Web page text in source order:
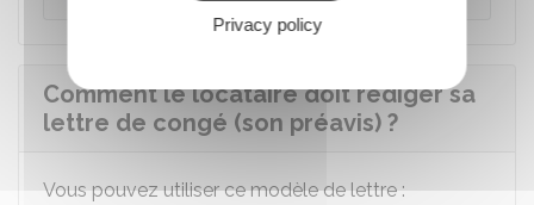
Comment le locataire doit rédiger sa
lettre de congé (son préavis) ?
Vous pouvez utiliser ce modèle de lettre :
Privacy policy